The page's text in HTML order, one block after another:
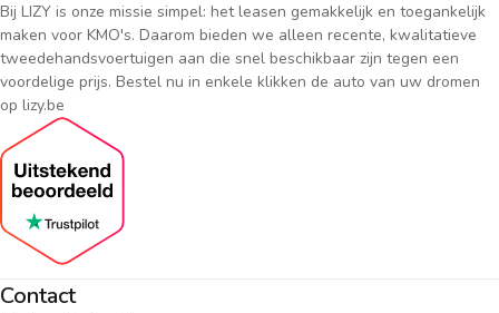
Bij LIZY is onze missie simpel: het leasen gemakkelijk en toegankelijk
maken voor KMO's. Daarom bieden we alleen recente, kwalitatieve
tweedehandsvoertuigen aan die snel beschikbaar zijn tegen een
voordelige prijs. Bestel nu in enkele klikken de auto van uw dromen
op lizy.be
Contact